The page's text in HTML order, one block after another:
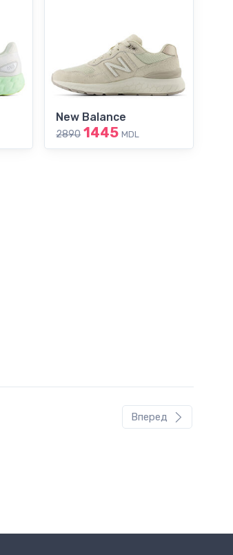
New Balance
2890 1445 MDL
Вперед